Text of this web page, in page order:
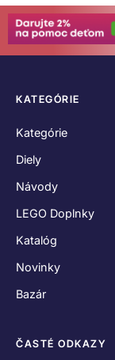
KATEGÓRIE
Kategórie
Diely
Návody
LEGO Doplnky
Katalóg
Novinky
Bazár
ČASTÉ ODKAZY